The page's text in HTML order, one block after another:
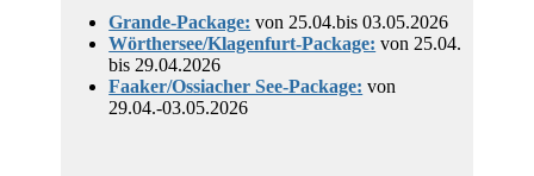
Grande-Package: von 25.04.bis 03.05.2026
Wörthersee/Klagenfurt-Package: von 25.04.
bis 29.04.2026
Faaker/Ossiacher See-Package: von
29.04.-03.05.2026